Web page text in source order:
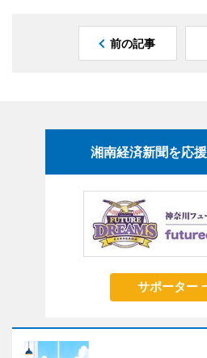
前の記事
湘南経済新聞を応
サポーター